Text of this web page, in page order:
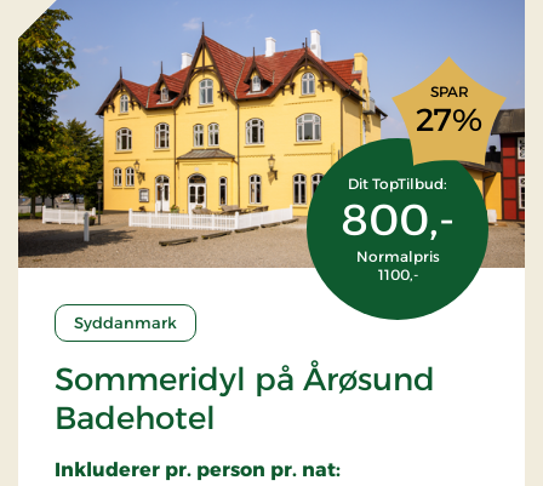
Sommeridyl på Årøsund
Badehotel
Dit TopTilbud:
800,-
Normalpris
1100,-
SPAR
27%
Inkluderer pr. person pr. nat:
Syddanmark